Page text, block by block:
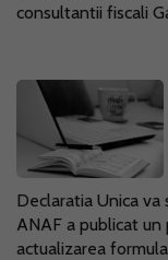
consultantii fiscali
Declaratia Unica
ANAF a publicat
actualizarea